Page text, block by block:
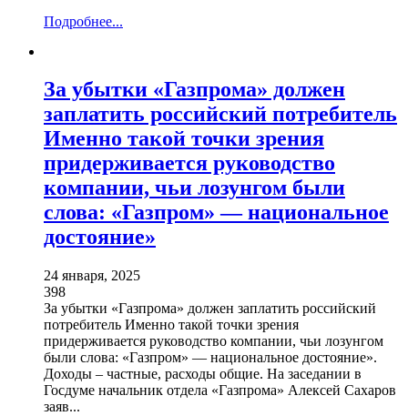
Подробнее...
За убытки «Газпрома» должен
заплатить российский потребитель
Именно такой точки зрения
придерживается руководство
компании, чьи лозунгом были
слова: «Газпром» — национальное
достояние»
24 января, 2025
398
За убытки «Газпрома» должен заплатить российский
потребитель Именно такой точки зрения
придерживается руководство компании, чьи лозунгом
были слова: «Газпром» — национальное достояние».
Доходы – частные, расходы общие. На заседании в
Госдуме начальник отдела «Газпрома» Алексей Сахаров
заяв...